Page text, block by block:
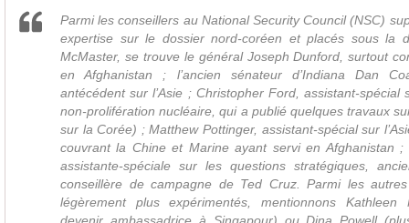
Parmi les conseillers au National Security Council (NSC)
expertise sur le dossier nord-coréen et placés sous la
McMaster, se trouve le général Joseph Dunford, surtout
en Afghanistan ; l’ancien sénateur d’Indiana Dan
antécédent sur l’Asie ; Christopher Ford, assistant-spécial
non-prolifération nucléaire, qui a publié quelques travaux
sur la Corée) ; Matthew Pottinger, assistant-spécial sur
couvrant la Chine et Marine ayant servi en Afghanistan ;
assistante-spéciale sur les questions stratégiques,
conseillère de campagne de Ted Cruz. Parmi les
légèrement plus expérimentés, mentionnons